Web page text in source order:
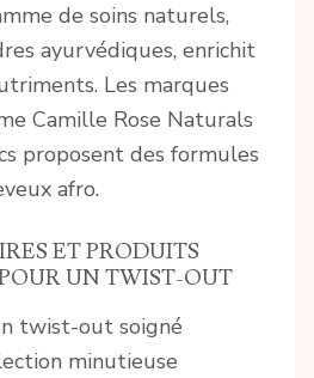
de soins naturels,
ayurvédiques, enrichit
Les marques
Camille Rose Naturals
proposent des formules
afro.
ET PRODUITS
UN TWIST-OUT
twist-out soigné
minutieuse